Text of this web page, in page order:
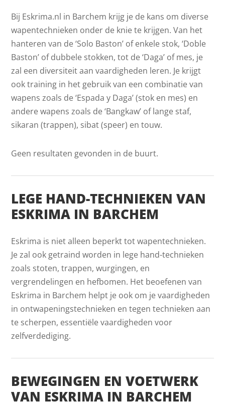
Bij Eskrima.nl in Barchem krijg je de kans om diverse
wapentechnieken onder de knie te krijgen. Van het
hanteren van de ‘Solo Baston’ of enkele stok, ‘Doble
Baston’ of dubbele stokken, tot de ‘Daga’ of mes, je
zal een diversiteit aan vaardigheden leren. Je krijgt
ook training in het gebruik van een combinatie van
wapens zoals de ‘Espada y Daga’ (stok en mes) en
andere wapens zoals de ‘Bangkaw’ of lange staf,
sikaran (trappen), sibat (speer) en touw.
Geen resultaten gevonden in de buurt.
LEGE HAND-TECHNIEKEN VAN
ESKRIMA IN BARCHEM
Eskrima is niet alleen beperkt tot wapentechnieken.
Je zal ook getraind worden in lege hand-technieken
zoals stoten, trappen, wurgingen, en
vergrendelingen en hefbomen. Het beoefenen van
Eskrima in Barchem helpt je ook om je vaardigheden
in ontwapeningstechnieken en tegen technieken aan
te scherpen, essentiële vaardigheden voor
zelfverdediging.
BEWEGINGEN EN VOETWERK
VAN ESKRIMA IN BARCHEM